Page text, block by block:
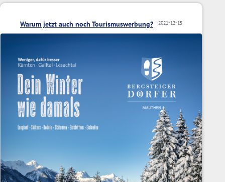
2021-12-15
Warum jetzt auch noch Tourismuswerbung?